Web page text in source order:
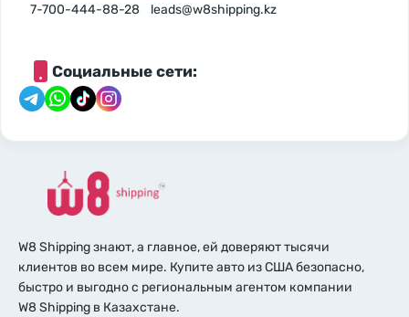
7-700-444-88-28 leads@w8shipping.kz
Социальные сети:
W8 Shipping знают, а главное, ей доверяют тысячи
клиентов во всем мире. Купите авто из США безопасно,
быстро и выгодно с региональным агентом компании
W8 Shipping в Казахстане.